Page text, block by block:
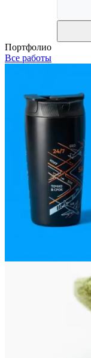
Портфолио
Все работы